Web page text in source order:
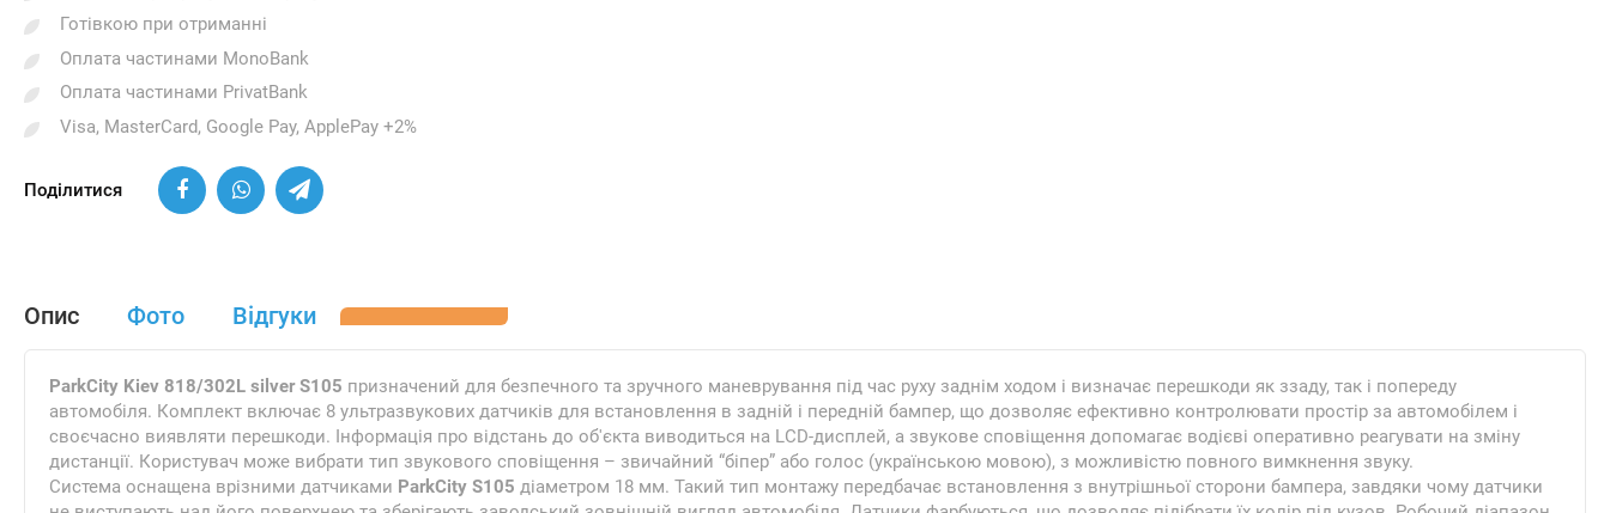
Готівкою при отриманні
Оплата частинами MonoBank
Оплата частинами PrivatBank
Visa, MasterCard, Google Pay, ApplePay +2%
Поділитися
Опис Фото Відгуки
ParkCity Kiev 818/302L silver S105 призначений для безпечного та зручного маневрування під час руху заднім ходом і визначає перешкоди як ззаду, так і попереду
автомобіля. Комплект включає 8 ультразвукових датчиків для встановлення в задній і передній бампер, що дозволяє ефективно контролювати простір за автомобілем і
своєчасно виявляти перешкоди. Інформація про відстань до об'єкта виводиться на LCD-дисплей, а звукове сповіщення допомагає водієві оперативно реагувати на зміну
дистанції. Користувач може вибрати тип звукового сповіщення – звичайний “біпер” або голос (українською мовою), з можливістю повного вимкнення звуку.
Система оснащена врізними датчиками ParkCity S105 діаметром 18 мм. Такий тип монтажу передбачає встановлення з внутрішньої сторони бампера, завдяки чому датчики